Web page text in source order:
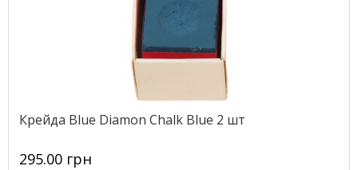
Крейда Blue Diamon Chalk Blue 2 шт
295.00 грн